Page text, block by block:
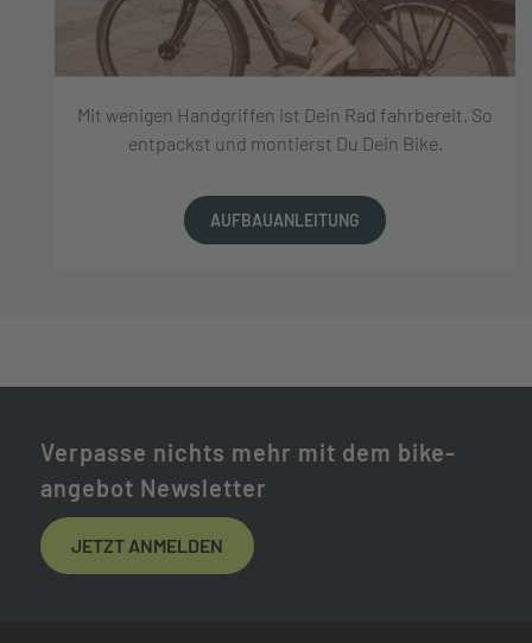
Mit wenigen Handgriffen ist Dein Rad fahrbereit. So
entpackst und montierst Du Dein Bike.
AUFBAUANLEITUNG
Verpasse nichts mehr mit dem bike-
angebot Newsletter
JETZT ANMELDEN